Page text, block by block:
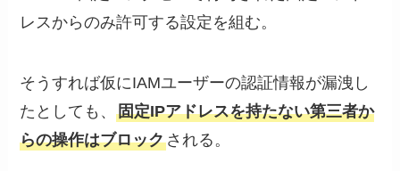
レスからのみ許可する設定を組む。
そうすれば仮にIAMユーザーの認証情報が漏洩し
たとしても、固定IPアドレスを持たない第三者か
らの操作はブロックされる。